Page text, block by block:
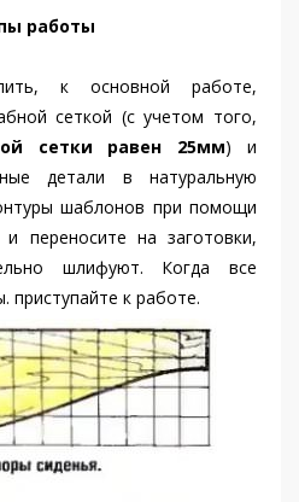
работы
к основной работе,
сеткой (с учетом того,
сетки равен 25мм) и
детали в натуральную
шаблонов при помощи
переносите на заготовки,
шлифуют. Когда все
приступайте к работе.